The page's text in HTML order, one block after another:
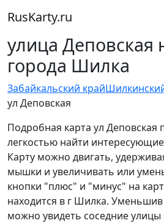
RusKarty.ru
улица Деповская
города Шилка
Забайкальский край
ул Деповская
Подробная карта ул Деповская
легкостью найти
Карту можно двигать,
мышки и увеличивать или
кнопки "плюс" и "минус" на
находится в г Шилка.
можно увидеть соседние